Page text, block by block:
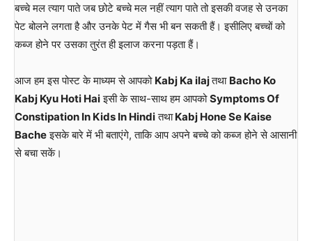
बच्चे मल त्याग पाते जब छोटे बच्चे मल नहीं त्याग पाते तो इसकी वजह से उनका
पेट बोलने लगता है और उनके पेट में गैस भी बन सकती हैं। इसीलिए बच्चों को
कब्ज होने पर उसका तुरंत ही इलाज करना पड़ता हैं।
आज हम इस पोस्ट के माध्यम से आपको Kabj Ka ilajतथा Bacho Ko
Kabj Kyu Hoti Haiइसी के साथ-साथ हम आपकोSymptoms Of
Constipation In Kids In HindiतथाKabj Hone Se Kaise
Bacheइसके बारे में भी बताएंगे, ताकि आप अपने बच्चे को कब्ज होने से आसानी
से बचा सकें।